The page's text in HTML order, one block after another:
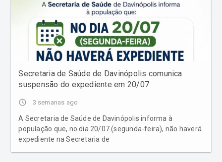
Secretaria de Saúde de Davinópolis comunica
suspensão do expediente em 20/07
access_time 3 semanas ago
A Secretaria de Saúde de Davinópolis informa à
população que, no dia 20/07 (segunda-feira), não haverá
expediente na Secretaria de